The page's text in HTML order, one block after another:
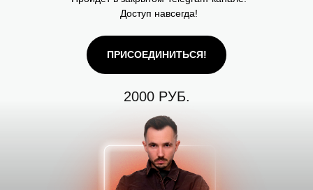
Доступ навсегда!
ПРИСОЕДИНИТЬСЯ!
2000 РУБ.